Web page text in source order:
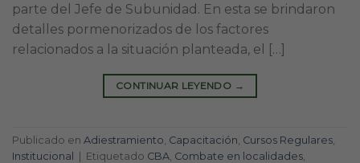
parte del Jefe de Subunidad. En esta se brindaron
detalles pormenorizados de los factores
relacionados a la situación planteada, el […]
CONTINUAR LEYENDO →
Publicado en Adiestramiento Capacitación Cursos Regulares
Institucional
Etiquetado CBA Combate en localidades